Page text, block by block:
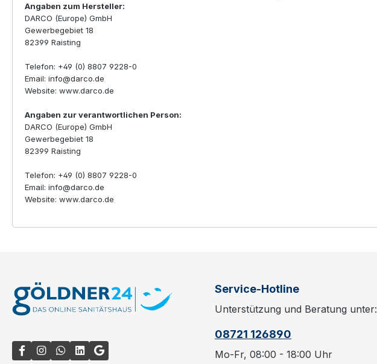
Angaben zum Hersteller:
DARCO (Europe) GmbH
Gewerbegebiet 18
82399 Raisting
Telefon: +49 (0) 8807 9228-0
Email: info@darco.de
Website: www.darco.de
Angaben zur verantwortlichen Person:
DARCO (Europe) GmbH
Gewerbegebiet 18
82399 Raisting
Telefon: +49 (0) 8807 9228-0
Email: info@darco.de
Website: www.darco.de
Service-Hotline
Unterstützung und Beratung unter:
08721 126890
Mo-Fr, 08:00 - 18:00 Uhr